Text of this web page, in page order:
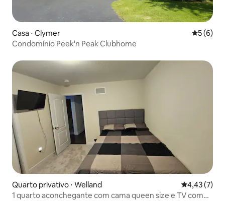
Casa ⋅ Clymer 5 de
5 (6)
Condomínio Peek'n Peak Clubhome
Quarto privativo ⋅ Welland 4,43 de
4,43 (7)
1 quarto aconchegante com cama queen size e TV com